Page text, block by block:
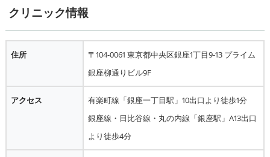
クリニック情報
住所
〒104-0061 東京都中央区銀座1丁目9-13 プライム
銀座柳通りビル9F
アクセス
有楽町線「銀座一丁目駅」10出口より徒歩1分
銀座線・日比谷線・丸の内線「銀座駅」A13出口
より徒歩4分